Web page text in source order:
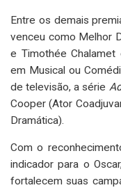
Entre os demais
venceu como Melhor
e Timothée
em Musical ou
de televisão, a série
Cooper (Ator
Dramática).
Com o
indicador para o Oscar,
fortalecem suas